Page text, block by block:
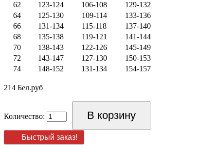
62
123-124 106-108
129-132
64
125-130 109-114
133-136
66
131-134 115-118
137-140
68
135-138 119-121
141-144
70
138-143 122-126
145-149
72
143-147 127-130
150-153
74
148-152 131-134 154-157
214 Бел.руб
Количество:
Быстрый заказ!